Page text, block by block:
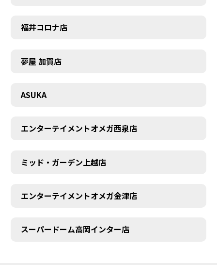
福井コロナ店
夢屋 加賀店
ASUKA
エンターテイメントオメガ西泉店
ミッド・ガーデン上越店
エンターテイメントオメガ金津店
スーパードーム高岡インター店